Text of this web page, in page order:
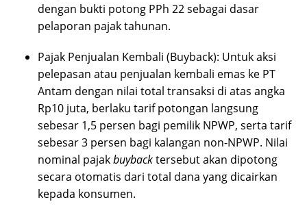
dengan bukti potong PPh 22 sebagai dasar
pelaporan pajak tahunan.
Pajak Penjualan Kembali (Buyback): Untuk aksi
pelepasan atau penjualan kembali emas ke PT
Antam dengan nilai total transaksi di atas angka
Rp10 juta, berlaku tarif potongan langsung
sebesar 1,5 persen bagi pemilik NPWP, serta tarif
sebesar 3 persen bagi kalangan non-NPWP. Nilai
nominal pajakbuybacktersebut akan dipotong
secara otomatis dari total dana yang dicairkan
kepada konsumen.